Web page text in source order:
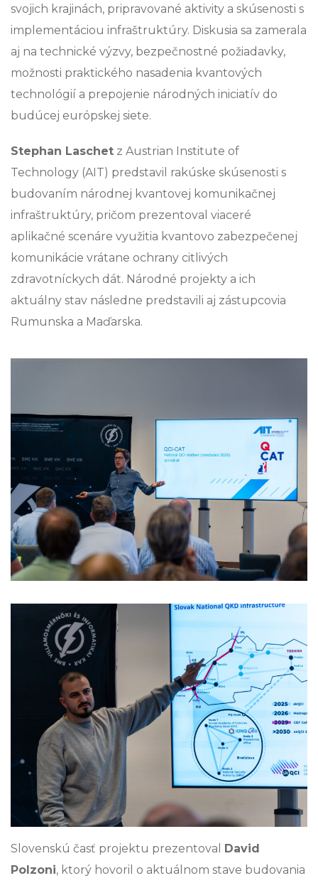
svojich krajinách, pripravované aktivity a skúsenosti s
implementáciou infraštruktúry. Diskusia sa zamerala
aj na technické výzvy, bezpečnostné požiadavky,
možnosti praktického nasadenia kvantových
technológií a prepojenie národných iniciatív do
budúcej európskej siete.
Stephan Laschet z Austrian Institute of
Technology (AIT) predstavil rakúske skúsenosti s
budovaním národnej kvantovej komunikačnej
infraštruktúry, pričom prezentoval viaceré
aplikačné scenáre využitia kvantovo zabezpečenej
komunikácie vrátane ochrany citlivých
zdravotníckych dát. Národné projekty a ich
aktuálny stav následne predstavili aj zástupcovia
Rumunska a Maďarska.
Slovenskú časť projektu prezentoval David
Polzoni, ktorý hovoril o aktuálnom stave budovania